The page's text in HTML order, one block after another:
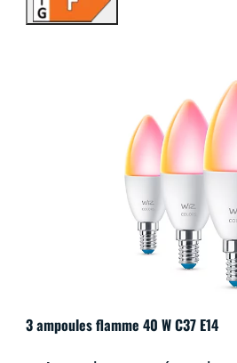
3 ampoules flamme 40 W C37 E14